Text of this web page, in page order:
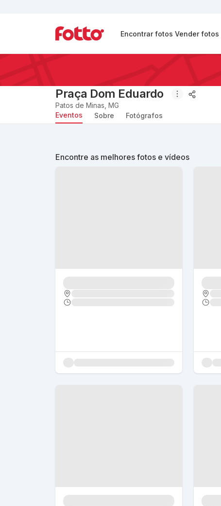
Encontrar fotos Vender fotos
Praça Dom Eduardo
Patos de Minas MG
Eventos Sobre Fotógrafos
Encontre as melhores fotos e vídeos